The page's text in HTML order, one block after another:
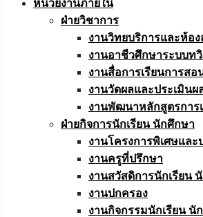
หน่วยงานภายใน
ฝ่ายวิชาการ
งานวิทยบริการและห้อ
งานอาชีวศึกษาระบบท
งานสื่อการเรียนการสอ
งานวัดผลและประเมินผ
งานพัฒนาหลักสูตรการ
ฝ่ายกิจการนักเรียน นักศึกษา
งานโครงการพิเศษแล
งานครูที่ปรึกษา
งานสวัสดิการนักเรียน
งานปกครอง
งานกิจกรรมนักเรียน นั